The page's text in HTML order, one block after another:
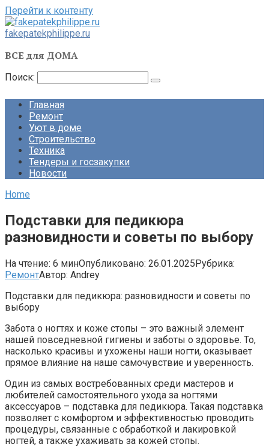
Перейти к контенту
fakepatekphilippe.ru
ВСЕ для ДОМА
Поиск:
Главная
Ремонт
Уют в доме
Строительство
Техника
Тендеры и госзакупки
Новости
Home
Подставки для педикюра
разновидности и советы по выбору
На чтение: 6 минОпубликовано: 26.01.2025Рубрика:
РемонтАвтор: Andrey
Подставки для педикюра: разновидности и советы по
выбору
Забота о ногтях и коже стопы – это важный элемент
нашей повседневной гигиены и заботы о здоровье. То,
насколько красивы и ухожены наши ногти, оказывает
прямое влияние на наше самочувствие и уверенность.
Один из самых востребованных среди мастеров и
любителей самостоятельного ухода за ногтями
аксессуаров – подставка для педикюра. Такая подставка
позволяет с комфортом и эффективностью проводить
процедуры, связанные с обработкой и лакировкой
ногтей, а также ухаживать за кожей стопы.